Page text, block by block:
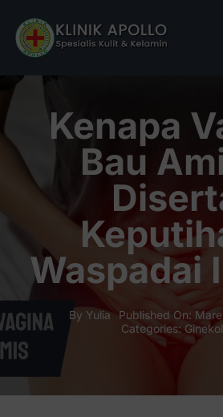
content
TENTANG KAMI
ARTIKEL
Tanya Apollo
Kenapa
Bau
Waspadai
By Yulia
Published On:
Categories: